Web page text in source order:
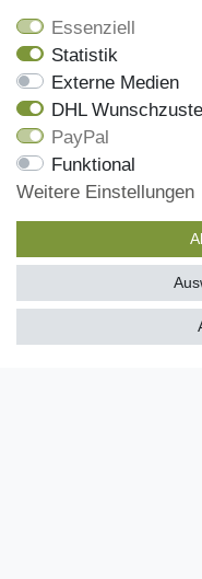
Widerrufsrecht
Versandinformationen
Zahlungsmöglichkeiten
Onlineshop
Mein Konto
Kontakt
Essenziell
Statistik
Externe Medien
DHL
PayPal
Funktional
Weitere Einstellungen
Informationen zur